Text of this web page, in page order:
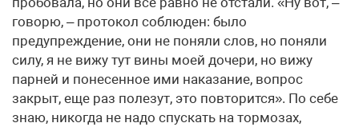
говорю, – протокол соблюден: было
предупреждение, они не поняли слов, но поняли
силу, я не вижу тут вины моей дочери, но вижу
парней и понесенное ими наказание, вопрос
закрыт, еще раз полезут, это повторится». По себе
знаю, никогда не надо спускать на тормозах,